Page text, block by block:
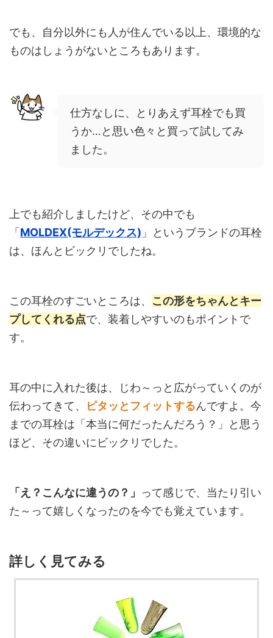
でも、自分以外にも人が住んでいる以上、環境的な
ものはしょうがないところもあります。
仕方なしに、とりあえず耳栓でも買
うか…と思い色々と買って試してみ
ました。
上でも紹介しましたけど、その中でも
「 MOLDEX(モルデックス) 」というブランドの耳栓
は、ほんとビックリでしたね。
この耳栓のすごいところは、 この形をちゃんとキー
プしてくれる点で、装着しやすいのもポイントで
す。
耳の中に入れた後は、じわ～っと広がっていくのが
伝わってきて、
ピタッとフィットするんですよ。今
までの耳栓は「本当に何だったんだろう？」と思う
ほど、その違いにビックリでした。
「え？こんなに違うの？」 って感じで、当たり引い
た～って嬉しくなったのを今でも覚えています。
詳しく見てみる